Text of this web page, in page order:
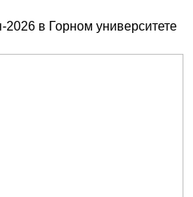
в Горном университете